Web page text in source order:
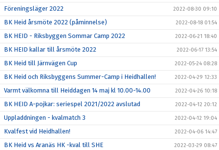
Föreningsläger 2022 2022-08-30 09:10
BK Heid årsmöte 2022 (påminnelse) 2022-08-18 01:54
BK HEID - Riksbyggen Sommar Camp 2022 2022-06-21 18:40
BK HEID kallar till årsmöte 2022 2022-06-17 13:54
BK Heid till Järnvägen Cup 2022-05-24 08:28
BK Heid och Riksbyggens Summer-Camp i Heidhallen! 2022-04-29 12:33
Varmt välkomna till Heiddagen 14 maj kl 10.00-14.00 2022-04-26 10:18
BK HEID A-pojkar: seriespel 2021/2022 avslutad 2022-04-12 20:12
Uppladdningen - kvalmatch 3 2022-04-12 19:04
Kvalfest vid Heidhallen! 2022-04-06 14:47
BK Heid vs Aranäs HK -kval till SHE 2022-03-29 08:47